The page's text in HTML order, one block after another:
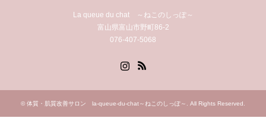
La queue du chat ～ねこのしっぽ～
富山県富山市野町86-2
076-407-5068
© 体質・肌質改善サロン la-queue-du-chat～ねこのしっぽ～ . All Rights Reserved.